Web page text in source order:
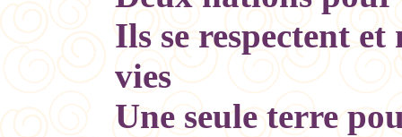
Ils se respectent
vies
Une seule terre